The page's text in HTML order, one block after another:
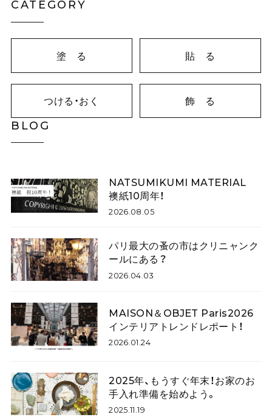
CATEGORY
塗 る 貼 る
つける・おく 飾 る
BLOG
NATSUMIKUMI MATERIAL
襖紙10周年！
2026.08.05
パリ最大の蚤の市はクリニャンク
ールにある？
2026.04.03
MAISON＆OBJET Paris2026
インテリアトレンドレポート！
2026.01.24
2025年、もうすぐ年末！お家のお
手入れ準備を始めよう。
2025.11.19